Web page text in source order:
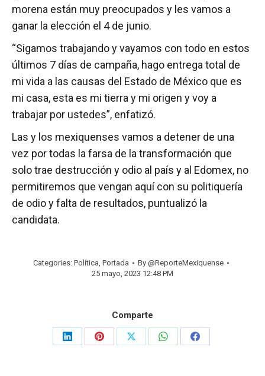
morena están muy preocupados y les vamos a
ganar la elección el 4 de junio.
“Sigamos trabajando y vayamos con todo en estos
últimos 7 días de campaña, hago entrega total de
mi vida a las causas del Estado de México que es
mi casa, esta es mi tierra y mi origen y voy a
trabajar por ustedes”, enfatizó.
Las y los mexiquenses vamos a detener de una
vez por todas la farsa de la transformación que
solo trae destrucción y odio al país y al Edomex, no
permitiremos que vengan aquí con su politiquería
de odio y falta de resultados, puntualizó la
candidata.
Categories: Política, Portada By @ReporteMexiquense
25 mayo, 2023 12:48 PM
Comparte
Share
Share
Share
Share
Share